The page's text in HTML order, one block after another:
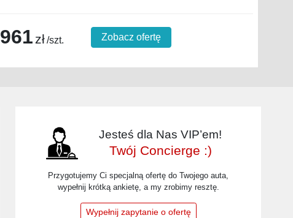
961 zł/szt. Zobacz ofertę
Jesteś dla Nas VIP’em!
Twój Concierge :)
Przygotujemy Ci specjalną ofertę do Twojego auta,
wypełnij krótką ankietę, a my zrobimy resztę.
Wypełnij zapytanie o ofertę